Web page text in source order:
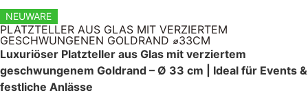
NEUWARE
PLATZTELLER AUS GLAS MIT VERZIERTEM
GESCHWUNGENEN GOLDRAND ⌀33CM
Luxuriöser Platzteller aus Glas mit verziertem
geschwungenem Goldrand – Ø 33 cm | Ideal für Events &
festliche Anlässe